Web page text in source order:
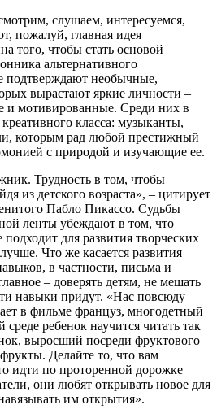
слушаем, интересуемся,
пожалуй, главная идея
того, чтобы стать основой
альтернативного
подтверждают необычные,
вырастают яркие личности –
и мотивированные. Среди них в
класса: музыканты,
которым рад любой престижный
с природой и изучающие ее.
Трудность в том, чтобы
из детского возраста», – цитирует
Пабло Пикассо. Судьбы
ленты убеждают в том, что
подходит для развития творческих
Что же касается развития
в частности, письма и
– доверять детям, не мешать
навыки придут. «Нас повсюду
в фильме француз, многодетный
ребенок научится читать так
выросший посреди фруктового
фрукты. Делайте то, что вам
идти по проторенной дорожке
они любят открывать новое для
им открытия».